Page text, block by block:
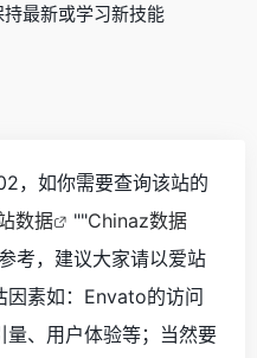
最新或学习新技能
，如你需要查询该站的
数据 ""Chinaz数据
考，建议大家请以爱站
因素如：Envato的访问
、用户体验等；当然要